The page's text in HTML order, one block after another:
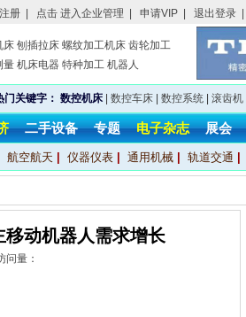
册 点击 进入企业管理 申请VIP 退出登录
床 刨插拉床 螺纹加工机床 齿轮加工
量 机床电器 特种加工 机器人
门关键字： 数控机床| 数控车床| 数控系统| 滚齿机|
二手设备 专题 电子杂志 展会
航空航天 仪器仪表 通用机械 轨道交通
动机器人需求增长
量：